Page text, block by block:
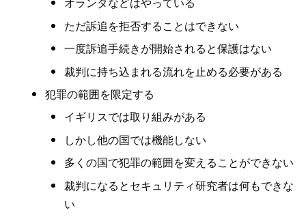
ただ訴追を拒否することはできない
一度訴追手続きが開始されると保護はない
裁判に持ち込まれる流れを止める必要がある
犯罪の範囲を限定する
イギリスでは取り組みがある
しかし他の国では機能しない
多くの国で犯罪の範囲を変えることができない
裁判になるとセキュリティ研究者は何もできな
い